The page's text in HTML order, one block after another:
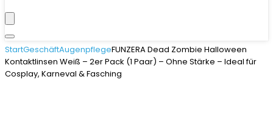
StartGeschäftAugenpflegeFUNZERA Dead Zombie Halloween
Kontaktlinsen Weiß – 2er Pack (1 Paar) – Ohne Stärke – Ideal für
Cosplay, Karneval & Fasching